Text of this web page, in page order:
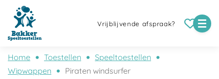
Vrijblijvende afspraak?
Home Toestellen
Speeltoestellen
Wipwappen
Piraten windsurfer